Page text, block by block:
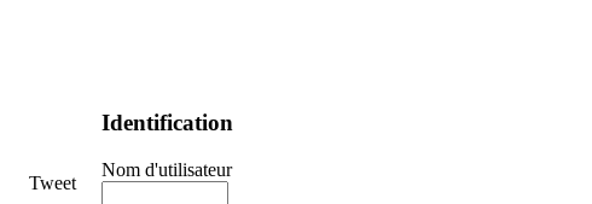
Tweet
Identification
Nom d'utilisateur